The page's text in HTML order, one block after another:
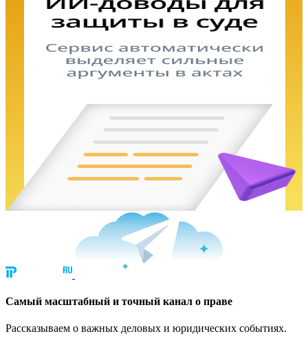
Cамый масштабный и точный канал о праве
Рассказываем о важных деловых и юридических событиях.